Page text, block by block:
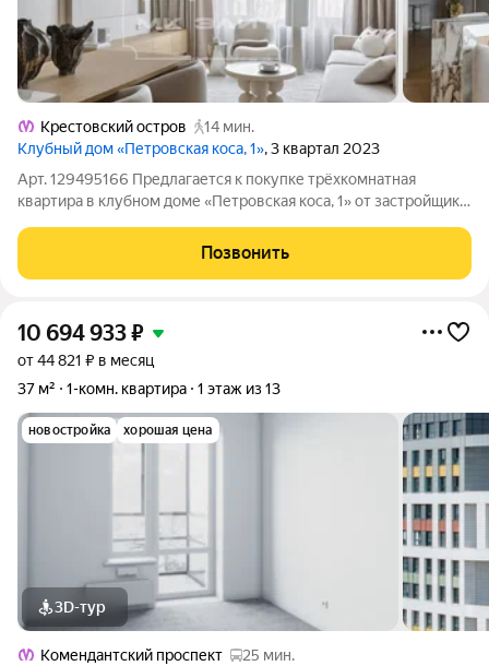
Крестовский остров
14 мин.
Клубный дом «Петровская коса, 1», 3 квартал 2023
Арт. 129495166 Предлагается к покупке трёхкомнатная
квартира в клубном доме «Петровская коса, 1» от застройщика
береговой линии Петровского острова одной из самых
статусных и востребованных локаций
Позвонить
10 694 933₽
от 44 821 ₽ в месяц
37 м²
1-комн. квартира 1 этаж из 13
новостройка хорошая цена
3D-тур
Комендантский проспект
25 мин.